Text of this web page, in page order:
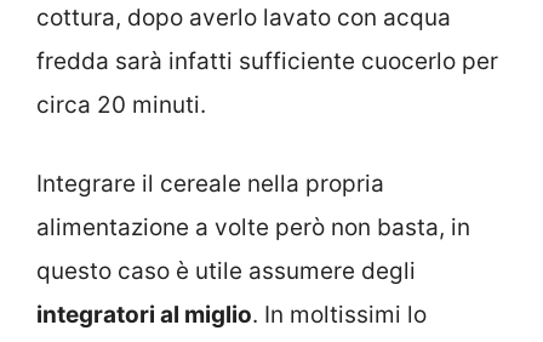
cottura, dopo averlo lavato con acqua
fredda sarà infatti sufficiente cuocerlo per
circa 20 minuti.
Integrare il cereale nella propria
alimentazione a volte però non basta, in
questo caso è utile assumere degli
integratori al miglio. In moltissimi lo